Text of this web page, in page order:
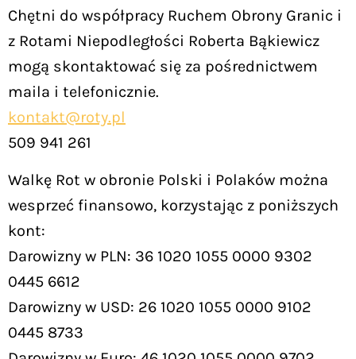
Chętni do współpracy Ruchem Obrony Granic i
z Rotami Niepodległości Roberta Bąkiewicz
mogą skontaktować się za pośrednictwem
maila i telefonicznie.
kontakt@roty.pl
509 941 261
Walkę Rot w obronie Polski i Polaków można
wesprzeć finansowo, korzystając z poniższych
kont:
Darowizny w PLN: 36 1020 1055 0000 9302
0445 6612
Darowizny w USD: 26 1020 1055 0000 9102
0445 8733